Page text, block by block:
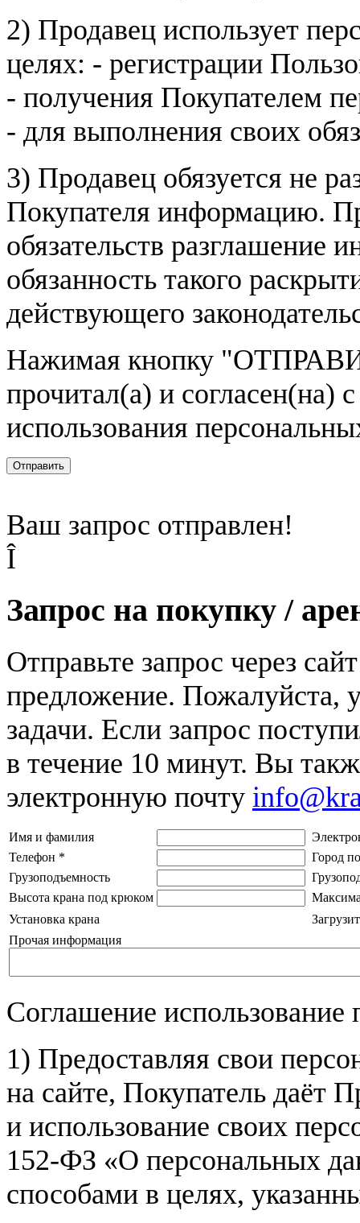
2) Продавец использует
целях: - регистрации
- получения Покупателем
- для выполнения своих
3) Продавец обязуется не
Покупателя информацию.
обязательств разглашение
обязанность такого
действующего
Нажимая кнопку
прочитал(а) и согласен(на)
использования
Отправить
Ваш запрос отправлен!
Î
Запрос на покупку /
Отправьте запрос через
предложение. Пожалуйста,
задачи. Если запрос
в течение 10 минут. Вы
электронную почту
Имя и фамилия
Телефон *
Город
Грузоподъемность
Высота крана под крюком
Установка крана
Прочая информация
Соглашение
1) Предоставляя свои
на сайте, Покупатель даёт
и использование своих
152-ФЗ «О персональных
способами в целях,